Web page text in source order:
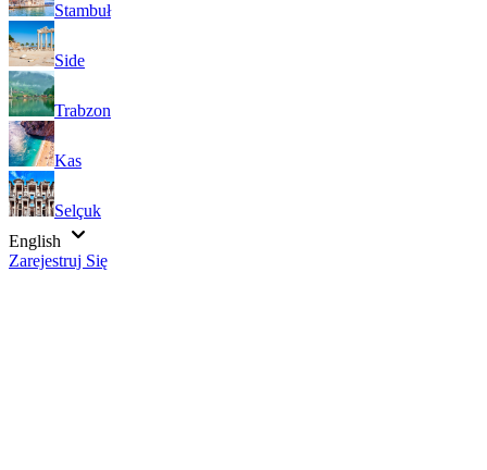
Stambuł
Side
Trabzon
Kas
Selçuk
English
Zarejestruj Się